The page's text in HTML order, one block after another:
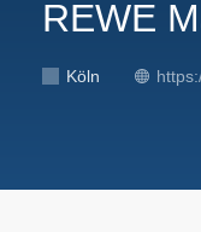
REWE
Köln